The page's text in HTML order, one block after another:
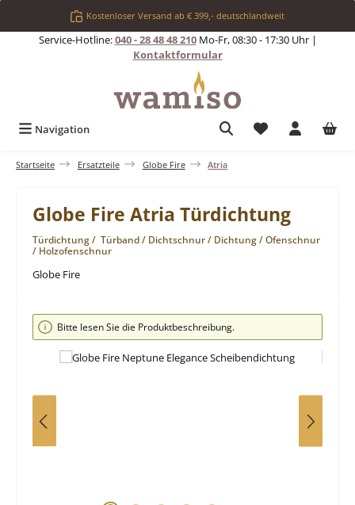
Zum Hauptinhalt springenKostenloser Versand ab € 399,- deutschlandweit
Service-Hotline:040 - 28 48 48 210Mo-Fr, 08:30 - 17:30 Uhr |
Kontaktformular
Navigation Du hast 0
Startseite Ersatzteile Globe Fire Atria
Globe Fire Atria Türdichtung
Türdichtung / Türband / Dichtschnur / Dichtung / Ofenschnur
/ Holzofenschnur
Globe Fire
Bildergalerie überspringen
Bitte lesen Sie die Produktbeschreibung.